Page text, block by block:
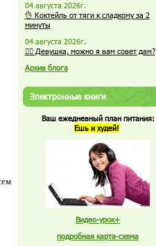
04 августа 2026г.
👌 Коктейль от тяги к сладкому за 2
минуты
04 августа 2026г.
🏋️‍♀️ Девушка, можно я вам совет дам?
Архив блога
Электронные книги
Ваш ежедневный план питания:
Ешь и худей!
Видео-урок+
подробная карта-схема